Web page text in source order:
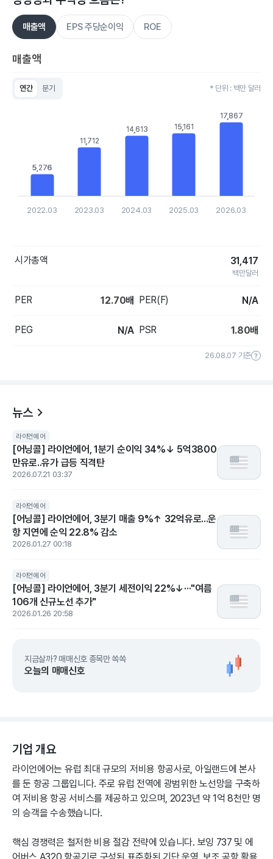
매출액 EPS 주당순이익 ROE
매출액
연간 분기 * 단위 : 백만 달러
The chart has 1 X axis displaying categories.
The chart has 1 Y axis displaying values. Data ranges from
5,276
5,276
11,712
11,712
14,613
14,613 15,161
15,161
17,867
17,867
2022.03 2023.03 2024.03 2025.03 2026.03
시가총액 31,417
백만달러
PER 12.70배 PER(F) N/A
PEG N/A PSR 1.80배
26.08.07 기준
뉴스
라이언에어
[어닝콜] 라이언에어, 1분기 순이익 34%↓ 5억3800
만유로..유가 급등 직격탄
2026.07.21 03:37
라이언에어
[어닝콜] 라이언에어, 3분기 매출 9%↑ 32억유로...운
항 지연에 순익 22.8% 감소
2026.01.27 00:18
라이언에어
[어닝콜] 라이언에어, 3분기 세전이익 22%↓···"여름
106개 신규노선 추가"
2026.01.26 20:58
지금살까? 매매신호 종목만 쏙쏙
오늘의 매매신호
기업 개요
라이언에어는 유럽 최대 규모의 저비용 항공사로, 아일랜드에 본사
를 둔 항공 그룹입니다. 주로 유럽 전역에 광범위한 노선망을 구축하
여 저비용 항공 서비스를 제공하고 있으며, 2023년 약 1억 8천만 명
의 승객을 수송했습니다.
핵심 경쟁력은 철저한 비용 절감 전략에 있습니다. 보잉 737 및 에